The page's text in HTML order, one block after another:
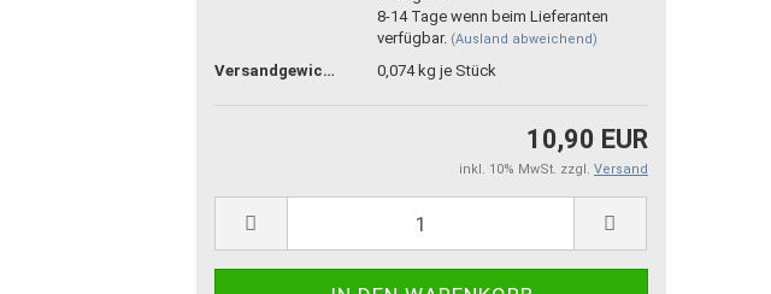
8-14 Tage wenn beim Lieferanten
verfügbar. (Ausland abweichend)
Versandgewicht: 0,074kg je Stück
10,90 EUR
inkl. 10% MwSt. zzgl. Versand